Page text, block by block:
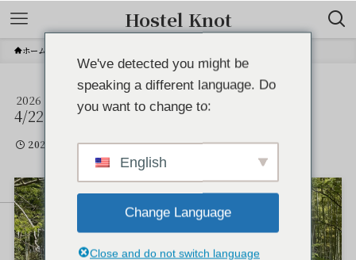
Hostel Knot
ホーム
IMG_6512
2026
4/22
2026年4月22日
We've detected you might be
speaking a different language. Do
you want to change to:
English
Change Language
Close and do not switch language